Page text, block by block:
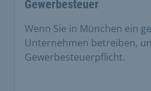
Gewerbesteuer
Wenn Sie in München ein
Unternehmen betreiben,
Gewerbesteuerpflicht.